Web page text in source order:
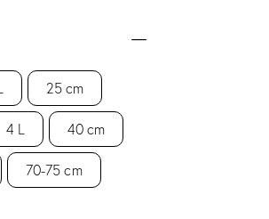
25 cm
4 L 40 cm
70-75 cm